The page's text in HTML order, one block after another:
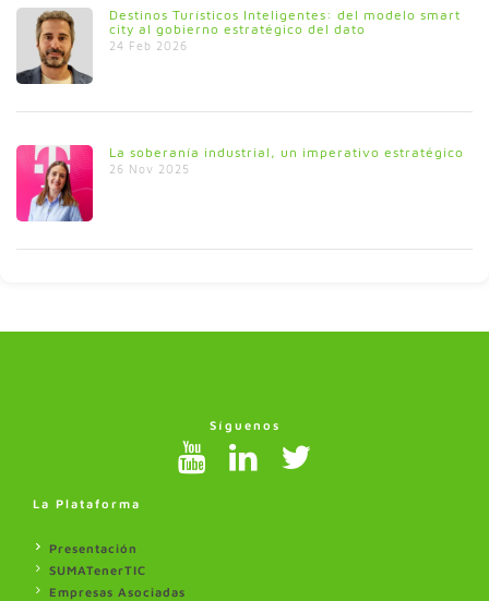
Destinos Turísticos Inteligentes: del modelo smart
city al gobierno estratégico del dato
24 Feb 2026
La soberanía industrial, un imperativo estratégico
26 Nov 2025
Síguenos
La Plataforma
Presentación
SUMATenerTIC
Empresas Asociadas